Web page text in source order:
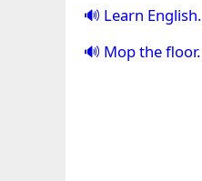
Learn English.
Mop the floor.